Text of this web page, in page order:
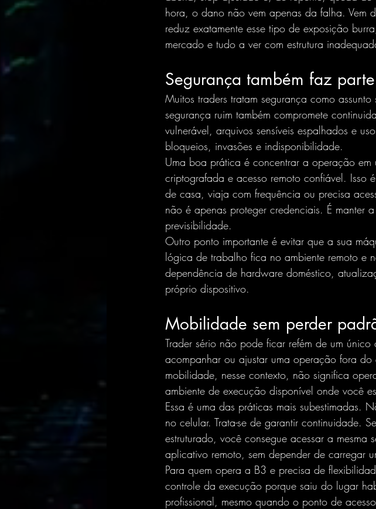
hora, o dano não vem apenas da falha. Vem
reduz exatamente esse tipo de exposição
mercado e tudo a ver com estrutura
Segurança também faz
Muitos traders tratam segurança como
segurança ruim também compromete
vulnerável, arquivos sensíveis espalhados e
bloqueios, invasões e indisponibilidade.
Uma boa prática é concentrar a operação em
criptografada e acesso remoto confiável. Isso
de casa, viaja com frequência ou precisa
não é apenas proteger credenciais. É manter
previsibilidade.
Outro ponto importante é evitar que a sua
lógica de trabalho fica no ambiente remoto e
dependência de hardware doméstico,
próprio dispositivo.
Mobilidade sem perder
Trader sério não pode ficar refém de um
acompanhar ou ajustar uma operação fora
mobilidade, nesse contexto, não significa
ambiente de execução disponível onde você
Essa é uma das práticas mais subestimadas.
no celular. Trata-se de garantir continuidade.
estruturado, você consegue acessar a mesma
aplicativo remoto, sem depender de carregar
Para quem opera a B3 e precisa de
controle da execução porque saiu do lugar
profissional, mesmo quando o ponto de